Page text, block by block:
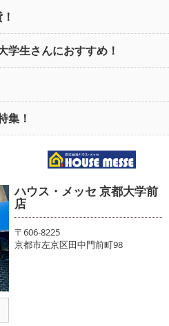
学生さんにおすすめ！
集！
ハウス・メッセ 京都大学前
店
〒606-8225
京都市左京区田中門前町98